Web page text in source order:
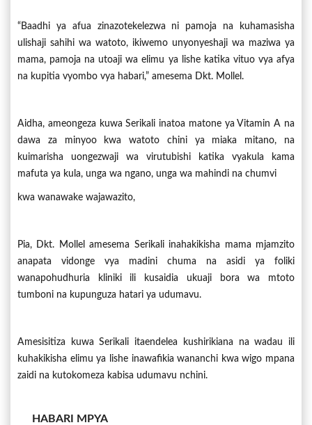
“Baadhi ya afua zinazotekelezwa ni pamoja na kuhamasisha
ulishaji sahihi wa watoto, ikiwemo unyonyeshaji wa maziwa ya
mama, pamoja na utoaji wa elimu ya lishe katika vituo vya afya
na kupitia vyombo vya habari,” amesema Dkt. Mollel.
Aidha, ameongeza kuwa Serikali inatoa matone ya Vitamin A na
dawa za minyoo kwa watoto chini ya miaka mitano, na
kuimarisha uongezwaji wa virutubishi katika vyakula kama
mafuta ya kula, unga wa ngano, unga wa mahindi na chumvi
kwa wanawake wajawazito,
Pia, Dkt. Mollel amesema Serikali inahakikisha mama mjamzito
anapata vidonge vya madini chuma na asidi ya foliki
wanapohudhuria kliniki ili kusaidia ukuaji bora wa mtoto
tumboni na kupunguza hatari ya udumavu.
Amesisitiza kuwa Serikali itaendelea kushirikiana na wadau ili
kuhakikisha elimu ya lishe inawafikia wananchi kwa wigo mpana
zaidi na kutokomeza kabisa udumavu nchini.
HABARI MPYA